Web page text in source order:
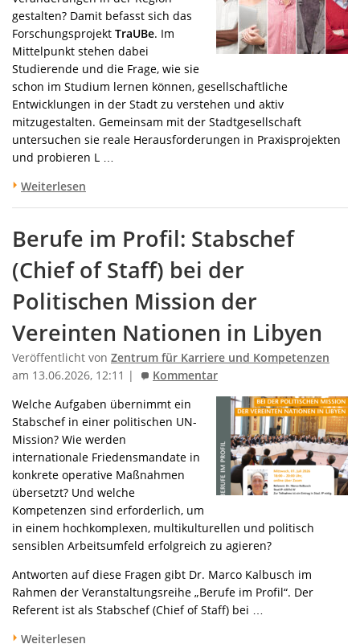
gestalten? Damit befasst sich das
Forschungsprojekt TraUBe. Im
Mittelpunkt stehen dabei
Studierende und die Frage, wie sie
schon im Studium lernen können, gesellschaftliche
Entwicklungen in der Stadt zu verstehen und aktiv
mitzugestalten. Gemeinsam mit der Stadtgesellschaft
untersuchen sie reale Herausforderungen in Praxisprojekten
und probieren L …
Weiterlesen
Berufe im Profil: Stabschef
(Chief of Staff) bei der
Politischen Mission der
Vereinten Nationen in Libyen
Veröffentlicht von Zentrum für Karriere und Kompetenzen
am 13.06.2026, 12:11 |
Kommentar
Welche Aufgaben übernimmt ein
Stabschef in einer politischen UN-
Mission? Wie werden
internationale Friedensmandate in
konkrete operative Maßnahmen
übersetzt? Und welche
Kompetenzen sind erforderlich, um
in einem hochkomplexen, multikulturellen und politisch
sensiblen Arbeitsumfeld erfolgreich zu agieren?
Antworten auf diese Fragen gibt Dr. Marco Kalbusch im
Rahmen der Veranstaltungsreihe „Berufe im Profil“. Der
Referent ist als Stabschef (Chief of Staff) bei …
Weiterlesen